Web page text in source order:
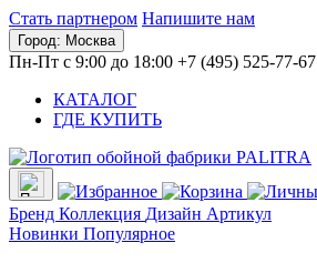
Стать партнером Напишите нам
Город: Москва
Пн-Пт с 9:00 до 18:00 +7 (495) 525-77-67
КАТАЛОГ
ГДЕ КУПИТЬ
Бренд Коллекция Дизайн Артикул
Новинки Популярное